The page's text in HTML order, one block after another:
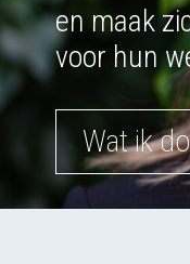
en maak
voor hun
Wat ik